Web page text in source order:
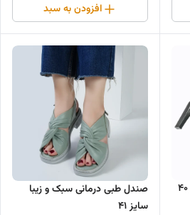
افزودن به سبد
صندل طبی درمانی سبک و زیبا
سایز ۴۱